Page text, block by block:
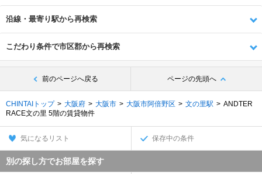
沿線・最寄り駅から再検索
こだわり条件で市区郡から再検索
前のページへ戻る ページの先頭へ
CHINTAIトップ 大阪府 大阪市 大阪市阿倍野区 文の里駅
ANDTER
RACE文の里 5階の賃貸物件
気になるリスト 保存中の条件
別の探し方でお部屋を探す